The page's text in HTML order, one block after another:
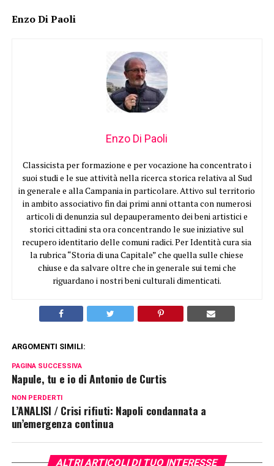
Enzo Di Paoli
Enzo Di Paoli
Classicista per formazione e per vocazione ha concentrato i
suoi studi e le sue attività nella ricerca storica relativa al Sud
in generale e alla Campania in particolare. Attivo sul territorio
in ambito associativo fin dai primi anni ottanta con numerosi
articoli di denunzia sul depauperamento dei beni artistici e
storici cittadini sta ora concentrando le sue iniziative sul
recupero identitario delle comuni radici. Per Identità cura sia
la rubrica “Storia di una Capitale” che quella sulle chiese
chiuse e da salvare oltre che in generale sui temi che
riguardano i nostri beni culturali dimenticati.
ARGOMENTI SIMILI:
PAGINA SUCCESSIVA
Napule, tu e io di Antonio de Curtis
NON PERDERTI
L’ANALISI / Crisi rifiuti: Napoli condannata a
un’emergenza continua
ALTRI ARTICOLI DI TUO INTERESSE